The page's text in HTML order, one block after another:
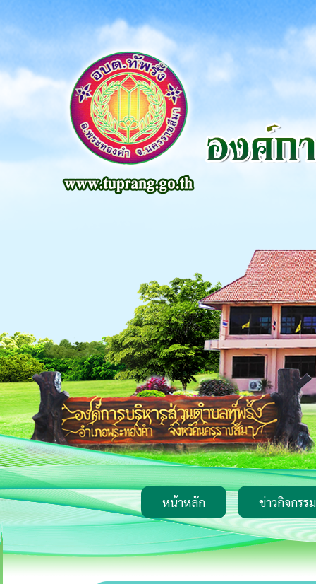
หน้าหลัก ข่าวกิจกรรม